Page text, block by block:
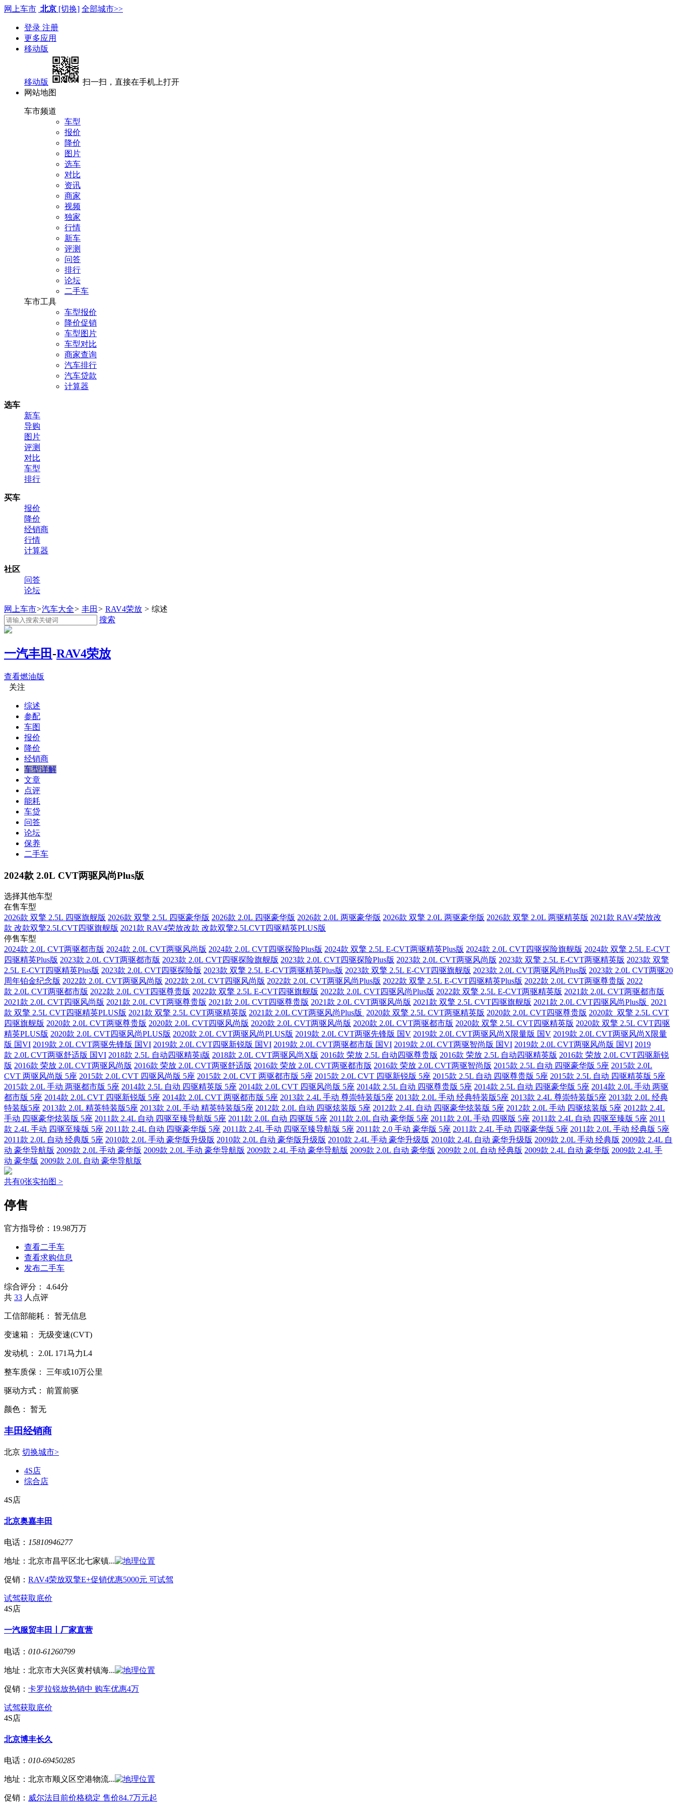
网上车市 北京 [切换] 全部城市>>
登录 注册
更多应用
移动版
移动版
扫一扫，直接在手机上打开
网站地图
车市频道
车型
报价
降价
图片
选车
对比
资讯
商家
视频
独家
行情
新车
评测
问答
排行
论坛
二手车
车市工具
车型报价
降价促销
车型图片
车型对比
商家查询
汽车排行
汽车贷款
计算器
选车
新车
导购
图片
评测
对比
车型
排行
买车
报价
降价
经销商
行情
计算器
社区
问答
论坛
网上车市>汽车大全> 丰田 > RAV4荣放 > 综述
搜索
一汽丰田-RAV4荣放
查看燃油版
关注
综述
参配
车图
报价
降价
经销商
车型详解
文章
点评
能耗
车贷
问答
论坛
保养
二手车
2024款 2.0L CVT两驱风尚Plus版
选择其他车型
在售车型
2026款 双擎 2.5L 四驱旗舰版 2026款 双擎 2.5L 四驱豪华版 2026款 2.0L 四驱豪华版 2026款 2.0L 两驱豪华版 2026款 双擎 2.0L 两驱豪华版 2026款 双擎 2.0L 两驱精英版 2021款 RAV4荣放改
款 改款双擎2.5LCVT四驱旗舰版 2021款 RAV4荣放改款 改款双擎2.5LCVT四驱精英PLUS版
停售车型
2024款 2.0L CVT两驱都市版 2024款 2.0L CVT两驱风尚版 2024款 2.0L CVT四驱探险Plus版 2024款 双擎 2.5L E-CVT两驱精英Plus版 2024款 2.0L CVT四驱探险旗舰版 2024款 双擎 2.5L E-CVT
四驱精英Plus版 2023款 2.0L CVT两驱都市版 2023款 2.0L CVT四驱探险旗舰版 2023款 2.0L CVT四驱探险Plus版 2023款 2.0L CVT两驱风尚版 2023款 双擎 2.5L E-CVT两驱精英版 2023款 双擎
2.5L E-CVT四驱精英Plus版 2023款 2.0L CVT四驱探险版 2023款 双擎 2.5L E-CVT两驱精英Plus版 2023款 双擎 2.5L E-CVT四驱旗舰版 2023款 2.0L CVT两驱风尚Plus版 2023款 2.0L CVT两驱20
周年铂金纪念版 2022款 2.0L CVT两驱风尚版 2022款 2.0L CVT四驱风尚版 2022款 2.0L CVT两驱风尚Plus版 2022款 双擎 2.5L E-CVT四驱精英Plus版 2022款 2.0L CVT两驱尊贵版 2022
款 2.0L CVT两驱都市版 2022款 2.0L CVT四驱尊贵版 2022款 双擎 2.5L E-CVT四驱旗舰版 2022款 2.0L CVT四驱风尚Plus版 2022款 双擎 2.5L E-CVT两驱精英版 2021款 2.0L CVT两驱都市版
2021款 2.0L CVT四驱风尚版 2021款 2.0L CVT两驱尊贵版 2021款 2.0L CVT四驱尊贵版 2021款 2.0L CVT两驱风尚版 2021款 双擎 2.5L CVT四驱旗舰版 2021款 2.0L CVT四驱风尚Plus版
2021
款 双擎 2.5L CVT四驱精英PLUS版 2021款 双擎 2.5L CVT两驱精英版 2021款 2.0L CVT两驱风尚Plus版 2020款 双擎 2.5L CVT两驱精英版 2020款 2.0L CVT四驱尊贵版 2020款 双擎 2.5L CVT
四驱旗舰版 2020款 2.0L CVT两驱尊贵版 2020款 2.0L CVT四驱风尚版 2020款 2.0L CVT两驱风尚版 2020款 2.0L CVT两驱都市版 2020款 双擎 2.5L CVT四驱精英版 2020款 双擎 2.5L CVT四驱
精英PLUS版 2020款 2.0L CVT四驱风尚PLUS版 2020款 2.0L CVT两驱风尚PLUS版 2019款 2.0L CVT两驱先锋版 国V 2019款 2.0L CVT两驱风尚X限量版 国V 2019款 2.0L CVT两驱风尚X限量
版 国VI 2019款 2.0L CVT两驱先锋版 国VI 2019款 2.0L CVT四驱新锐版 国VI 2019款 2.0L CVT两驱都市版 国VI 2019款 2.0L CVT两驱智尚版 国VI 2019款 2.0L CVT两驱风尚版 国VI 2019
款 2.0L CVT两驱舒适版 国VI 2018款 2.5L 自动四驱精英i版 2018款 2.0L CVT两驱风尚X版 2016款 荣放 2.5L 自动四驱尊贵版 2016款 荣放 2.5L 自动四驱精英版 2016款 荣放 2.0L CVT四驱新锐
版 2016款 荣放 2.0L CVT两驱风尚版 2016款 荣放 2.0L CVT两驱舒适版 2016款 荣放 2.0L CVT两驱都市版 2016款 荣放 2.0L CVT两驱智尚版 2015款 2.5L 自动 四驱豪华版 5座 2015款 2.0L
CVT 两驱风尚版 5座 2015款 2.0L CVT 四驱风尚版 5座 2015款 2.0L CVT 两驱都市版 5座 2015款 2.0L CVT 四驱新锐版 5座 2015款 2.5L 自动 四驱尊贵版 5座 2015款 2.5L 自动 四驱精英版 5座
2015款 2.0L 手动 两驱都市版 5座 2014款 2.5L 自动 四驱精英版 5座 2014款 2.0L CVT 四驱风尚版 5座 2014款 2.5L 自动 四驱尊贵版 5座 2014款 2.5L 自动 四驱豪华版 5座 2014款 2.0L 手动 两驱
都市版 5座 2014款 2.0L CVT 四驱新锐版 5座 2014款 2.0L CVT 两驱都市版 5座 2013款 2.4L 手动 尊崇特装版5座 2013款 2.0L 手动 经典特装版5座 2013款 2.4L 尊崇特装版5座 2013款 2.0L 经典
特装版5座 2013款 2.0L 精英特装版5座 2013款 2.0L 手动 精英特装版5座 2012款 2.0L 自动 四驱炫装版 5座 2012款 2.4L 自动 四驱豪华炫装版 5座 2012款 2.0L 手动 四驱炫装版 5座 2012款 2.4L
手动 四驱豪华炫装版 5座 2011款 2.4L 自动 四驱至臻导航版 5座 2011款 2.0L 自动 四驱版 5座 2011款 2.0L 自动 豪华版 5座 2011款 2.0L 手动 四驱版 5座 2011款 2.4L 自动 四驱至臻版 5座 2011
款 2.4L 手动 四驱至臻版 5座 2011款 2.4L 自动 四驱豪华版 5座 2011款 2.4L 手动 四驱至臻导航版 5座 2011款 2.0 手动 豪华版 5座 2011款 2.4L 手动 四驱豪华版 5座 2011款 2.0L 手动 经典版 5座
2011款 2.0L 自动 经典版 5座 2010款 2.0L 手动 豪华版升级版 2010款 2.0L 自动 豪华版升级版 2010款 2.4L 手动 豪华升级版 2010款 2.4L 自动 豪华升级版 2009款 2.0L 手动 经典版 2009款 2.4L 自
动 豪华导航版 2009款 2.0L 手动 豪华版 2009款 2.0L 手动 豪华导航版 2009款 2.4L 手动 豪华导航版 2009款 2.0L 自动 豪华版 2009款 2.0L 自动 经典版 2009款 2.4L 自动 豪华版 2009款 2.4L 手
动 豪华版 2009款 2.0L 自动 豪华导航版
共有0张实拍图 >
停售
官方指导价： 19.98万万
查看二手车
查看求购信息
发布二手车
综合评分：
4.64分
共 33 人点评
工信部能耗： 暂无信息
变速箱： 无级变速(CVT)
发动机： 2.0L 171马力L4
整车质保： 三年或10万公里
驱动方式： 前置前驱
颜色： 暂无
丰田经销商
北京 切换城市>
4S店
综合店
4S店
北京奥嘉丰田
电话： 15810946277
地址： 北京市昌平区北七家镇...
促销： RAV4荣放双擎E+促销优惠5000元 可试驾
试驾获取底价
4S店
一汽服贸丰田丨厂家直营
电话： 010-61260799
地址： 北京市大兴区黄村镇海...
促销： 卡罗拉锐放热销中 购车优惠4万
试驾获取底价
4S店
北京博丰长久
电话： 010-69450285
地址： 北京市顺义区空港物流...
促销： 威尔法目前价格稳定 售价84.7万元起